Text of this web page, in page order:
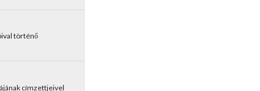
történő
címzettjeivel